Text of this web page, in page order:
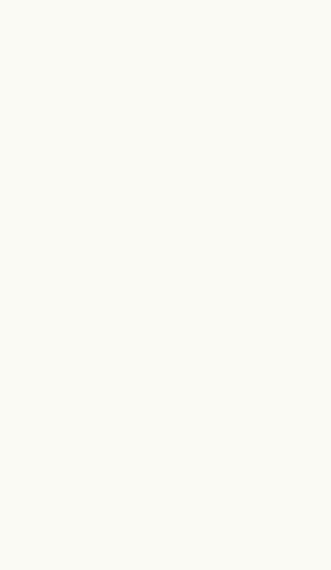
Barbier, dans lesquelles ces
travail de création et leur
leur prise de position par
littéraire. Gros de Gasquet en
conclusion optimiste selon
autrefois oublié serait en train
« De la métacanonicité :
sur l’histoire du canon, ou
Bérénice » de Sylvaine Guyot
sur deux pièces de théâtre qui
(1670) de Racine,
chorégraphe Faustin
en scène le canon littéraire en
procédés de négociation
redéfinition qui leur permettent
nouvelle réflexion sur le